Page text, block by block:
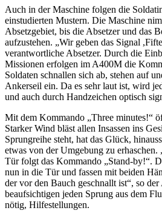
Auch in der Maschine folgen die
einstudierten Mustern. Die Maschine
Absetzgebiet, bis die Absetzer und das
aufzustehen. „Wir geben das Signal
verantwortliche Absetzer. Durch die
Missionen erfolgen im A400M die
Soldaten schnallen sich ab, stehen auf
Ankerseil ein. Da es sehr laut ist, wird
und auch durch Handzeichen optisch
Mit dem Kommando „Three minutes!“
Starker Wind bläst allen Insassen ins
Sprungreihe steht, hat das Glück,
etwas von der Umgebung zu
Tür folgt das Kommando „Stand-by!“.
nun in die Tür und fassen mit beiden
der vor den Bauch geschnallt ist“, so
beaufsichtigen jeden Sprung aus dem
nötig, Hilfestellungen.